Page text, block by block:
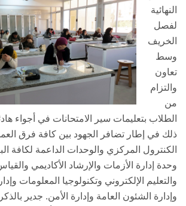
النهائية
لفصل
الخريف
وسط
تعاون
والتزام
من
الطلاب بتعليمات سير الامتحانات في أجواء
ذلك في إطار تضافر الجهود بين كافة فرق
الكنترول المركزي والوحدات الداعمة لكافة
وحدة إدارة الأزمات والإرشاد الأكاديمي
والتعليم الإلكتروني وتكنولوجيا المعلومات
وإدارة الشئون العامة وإدارة الأمن. جدير